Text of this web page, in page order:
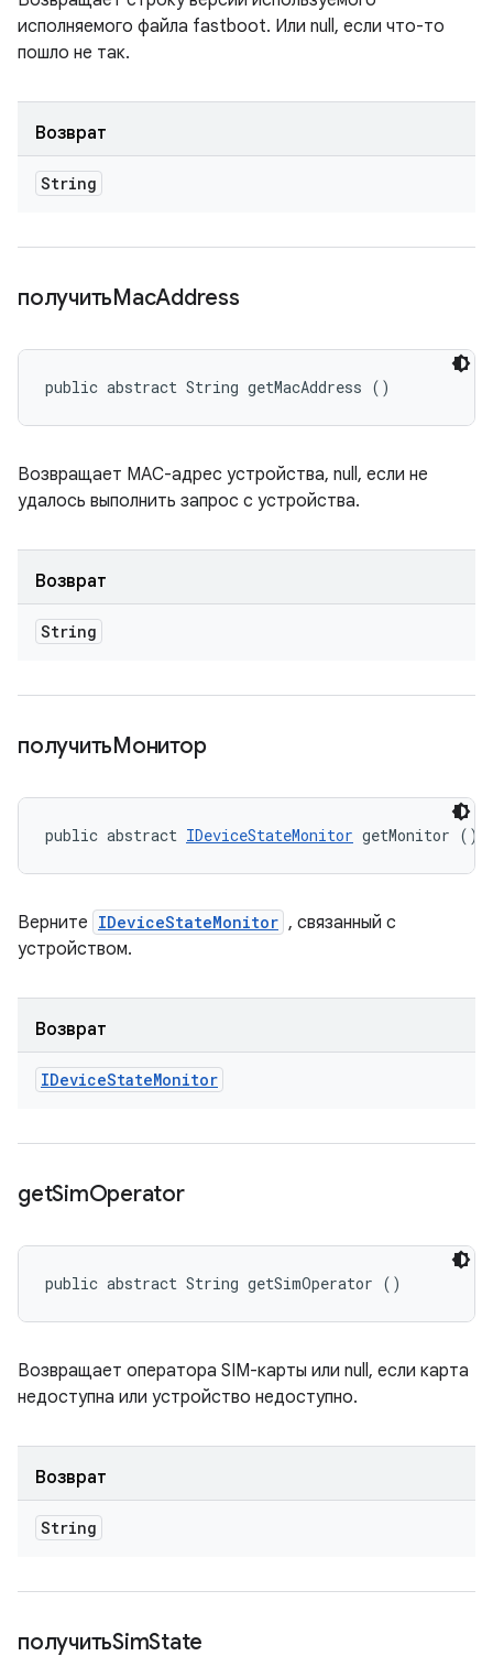
исполняемого файла fastboot. Или null, если что-то
пошло не так.
Возврат
String
получитьMacAddress
public abstract String getMacAddress ()
Возвращает MAC-адрес устройства, null, если не
удалось выполнить запрос с устройства.
Возврат
String
получитьМонитор
public abstract IDeviceStateMonitor getMonitor ()
Верните IDeviceStateMonitor , связанный с
устройством.
Возврат
IDeviceStateMonitor
getSimOperator
public abstract String getSimOperator ()
Возвращает оператора SIM-карты или null, если карта
недоступна или устройство недоступно.
Возврат
String
получитьSimState